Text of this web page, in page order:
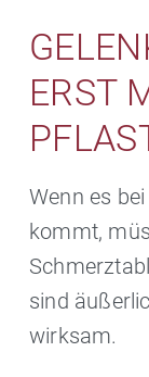
ERST
Wenn es
kommt,
sind
wirksam.